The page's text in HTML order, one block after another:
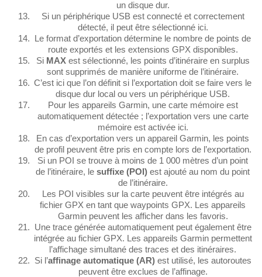
un disque dur.
Si un périphérique USB est connecté et correctement
détecté, il peut être sélectionné ici.
Le format d’exportation détermine le nombre de points de
route exportés et les extensions GPX disponibles.
Si MAXest sélectionné, les points d’itinéraire en surplus
sont supprimés de manière uniforme de l’itinéraire.
C’est ici que l’on définit si l’exportation doit se faire vers le
disque dur local ou vers un périphérique USB.
Pour les appareils Garmin, une carte mémoire est
automatiquement détectée ; l’exportation vers une carte
mémoire est activée ici.
En cas d’exportation vers un appareil Garmin, les points
de profil peuvent être pris en compte lors de l’exportation.
Si un POI se trouve à moins de 1 000 mètres d’un point
de l’itinéraire, le suffixe (POI) est ajouté au nom du point
de l’itinéraire.
Les POI visibles sur la carte peuvent être intégrés au
fichier GPX en tant que waypoints GPX. Les appareils
Garmin peuvent les afficher dans les favoris.
Une trace générée automatiquement peut également être
intégrée au fichier GPX. Les appareils Garmin permettent
l’affichage simultané des traces et des itinéraires.
Si l’affinage automatique (AR)est utilisé, les autoroutes
peuvent être exclues de l’affinage.